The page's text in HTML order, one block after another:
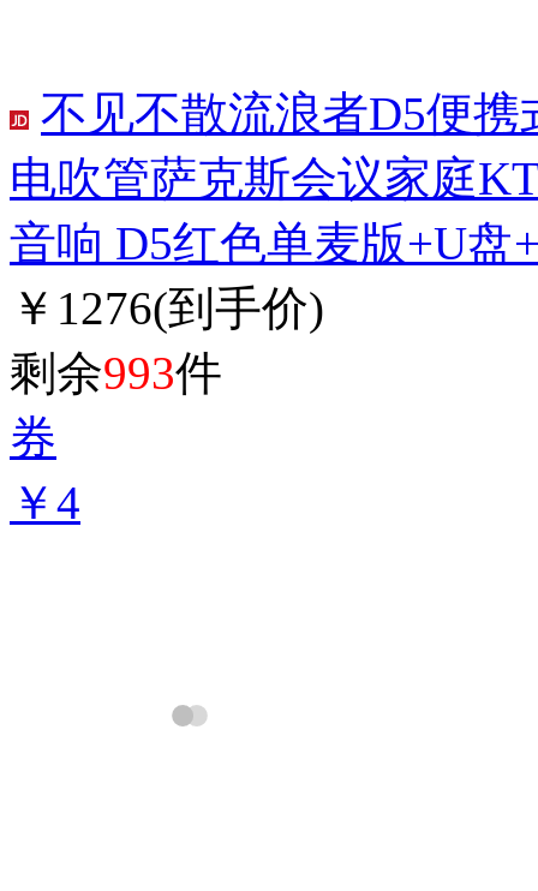
不见不散流浪者D5便
电吹管萨克斯会议家庭
音响 D5红色单麦版+U盘
￥1276(到手价)
剩余993件
券
￥4